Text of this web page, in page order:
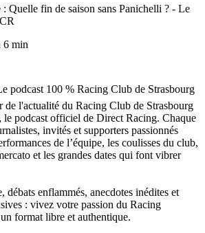
Quelle fin de saison sans Panichelli ? - Le
6 min
podcast 100 % Racing Club de Strasbourg
de l'actualité du Racing Club de Strasbourg
le podcast officiel de Direct Racing. Chaque
invités et supporters passionnés
de l’équipe, les coulisses du club,
et les grandes dates qui font vibrer
débats enflammés, anecdotes inédites et
: vivez votre passion du Racing
format libre et authentique.